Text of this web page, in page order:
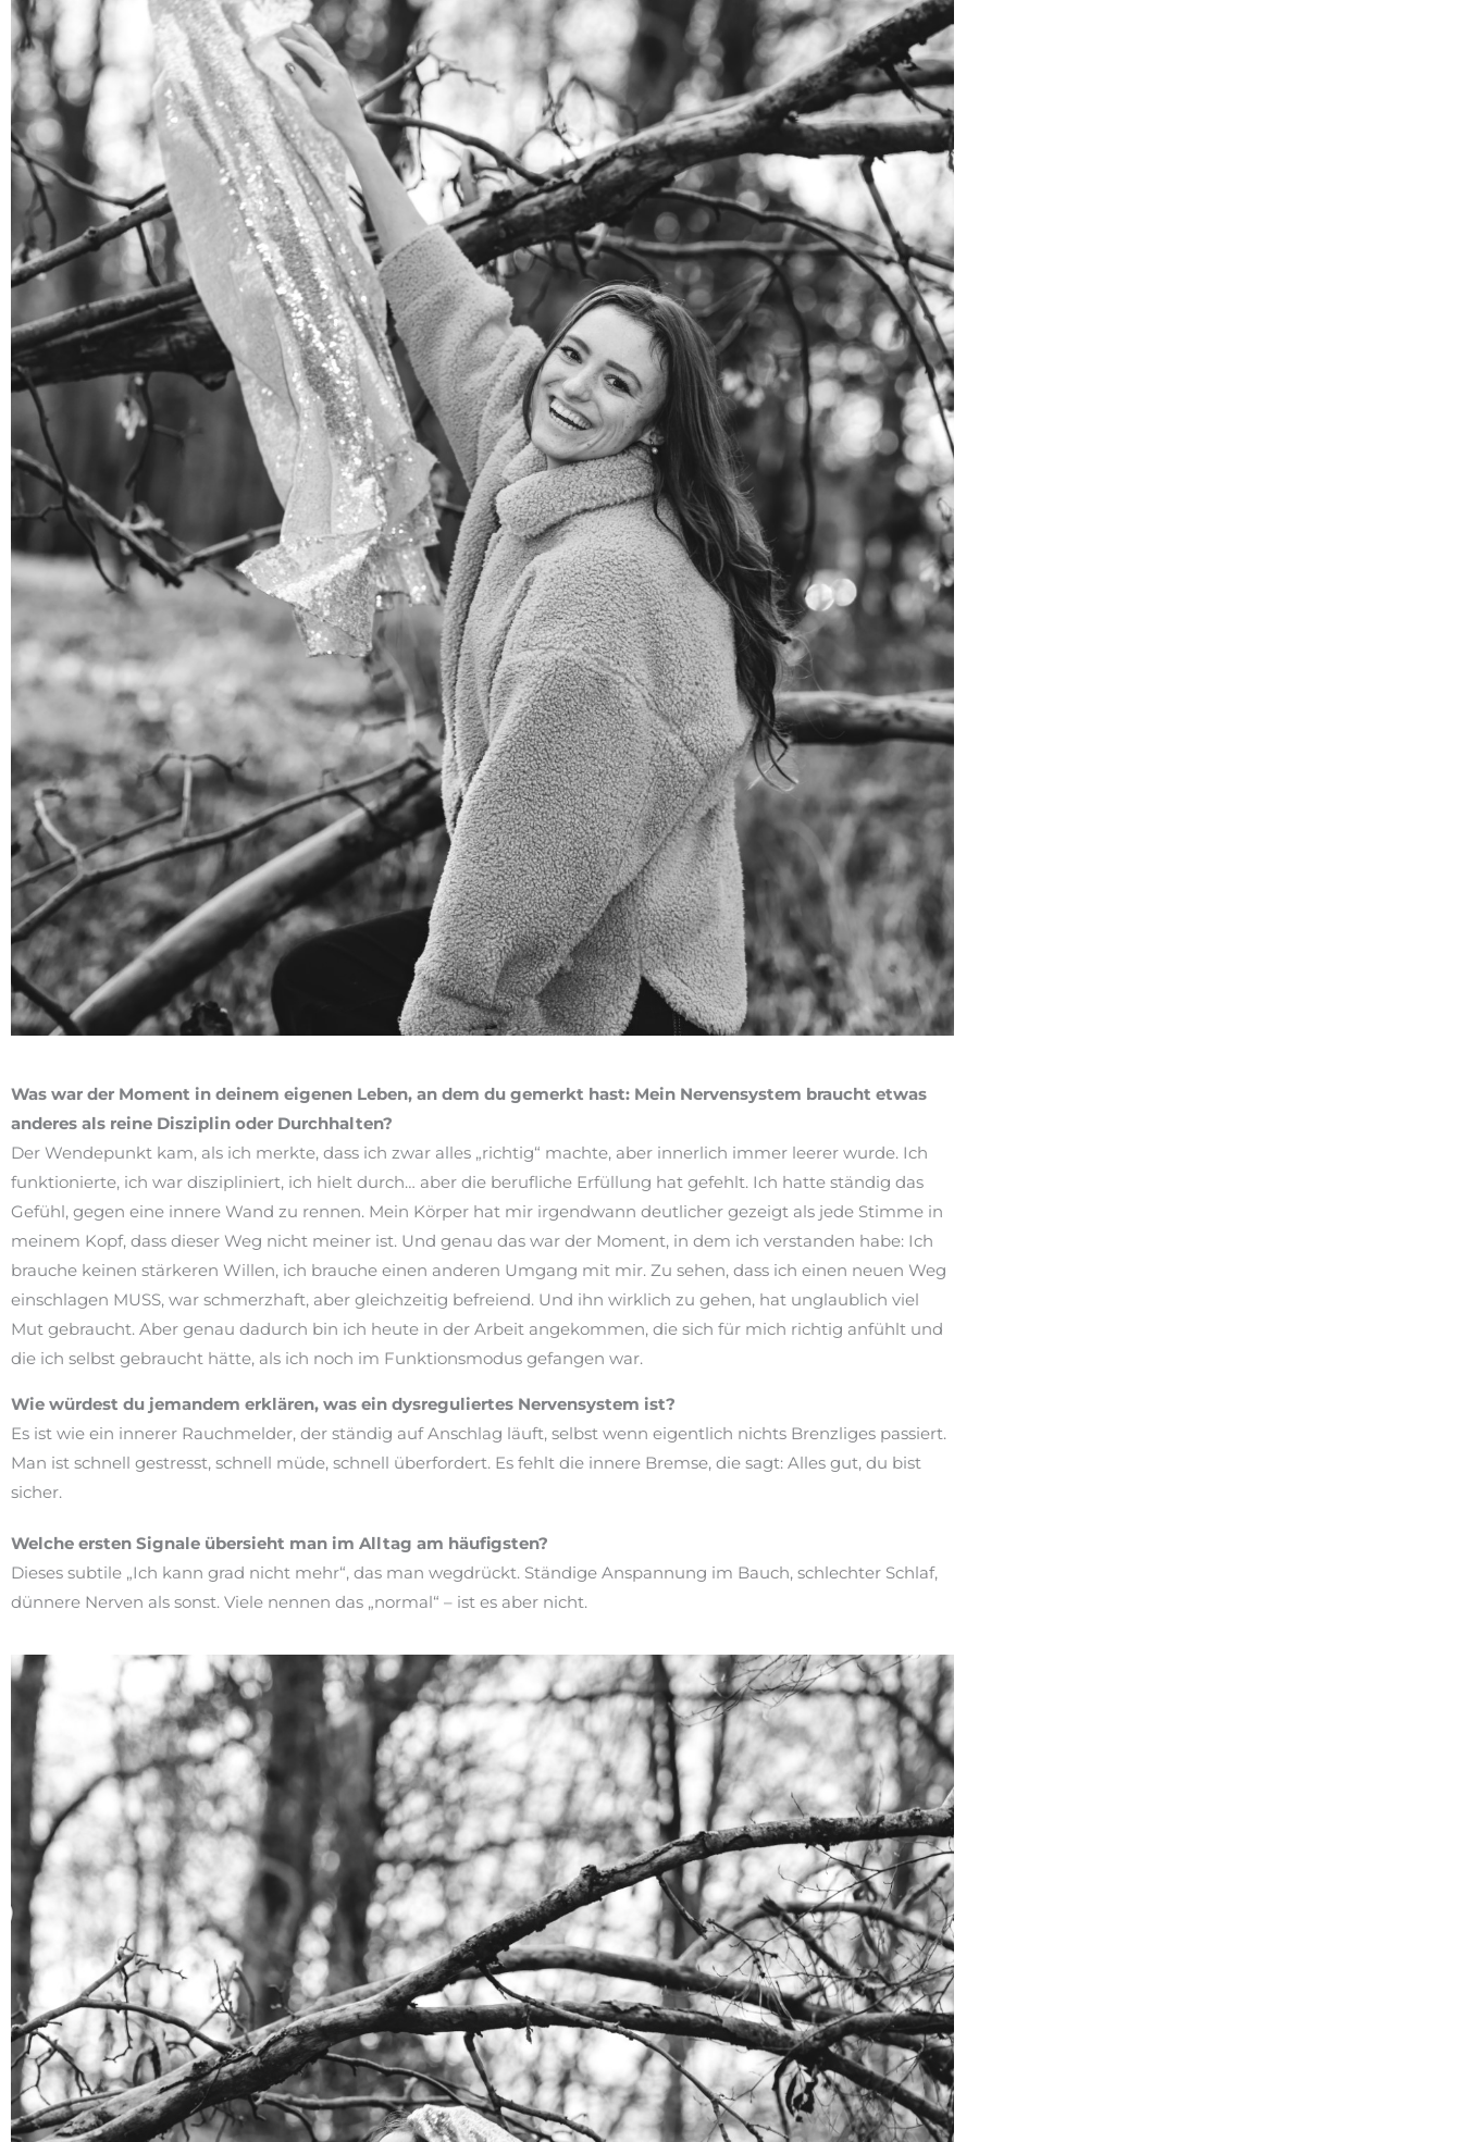
Was war der Moment in deinem eigenen Leben, an dem du gemerkt hast: Mein Nervensystem braucht etwas
anderes als reine Disziplin oder Durchhalten?
Der Wendepunkt kam, als ich merkte, dass ich zwar alles „richtig“ machte, aber innerlich immer leerer wurde. Ich
funktionierte, ich war diszipliniert, ich hielt durch… aber die berufliche Erfüllung hat gefehlt. Ich hatte ständig das
Gefühl, gegen eine innere Wand zu rennen. Mein Körper hat mir irgendwann deutlicher gezeigt als jede Stimme in
meinem Kopf, dass dieser Weg nicht meiner ist. Und genau das war der Moment, in dem ich verstanden habe: Ich
brauche keinen stärkeren Willen, ich brauche einen anderen Umgang mit mir. Zu sehen, dass ich einen neuen Weg
einschlagen MUSS, war schmerzhaft, aber gleichzeitig befreiend. Und ihn wirklich zu gehen, hat unglaublich viel
Mut gebraucht. Aber genau dadurch bin ich heute in der Arbeit angekommen, die sich für mich richtig anfühlt und
die ich selbst gebraucht hätte, als ich noch im Funktionsmodus gefangen war.
Wie würdest du jemandem erklären, was ein dysreguliertes Nervensystem ist?
Es ist wie ein innerer Rauchmelder, der ständig auf Anschlag läuft, selbst wenn eigentlich nichts Brenzliges passiert.
Man ist schnell gestresst, schnell müde, schnell überfordert. Es fehlt die innere Bremse, die sagt: Alles gut, du bist
sicher.
Welche ersten Signale übersieht man im Alltag am häufigsten?
Dieses subtile „Ich kann grad nicht mehr“, das man wegdrückt. Ständige Anspannung im Bauch, schlechter Schlaf,
dünnere Nerven als sonst. Viele nennen das „normal“ – ist es aber nicht.